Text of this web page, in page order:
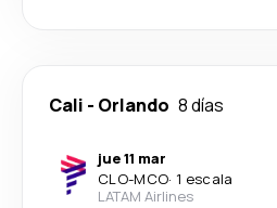
Cali - Orlando 8 días
jue 11 mar
CLO-MCO· 1 escala
LATAM Airlines